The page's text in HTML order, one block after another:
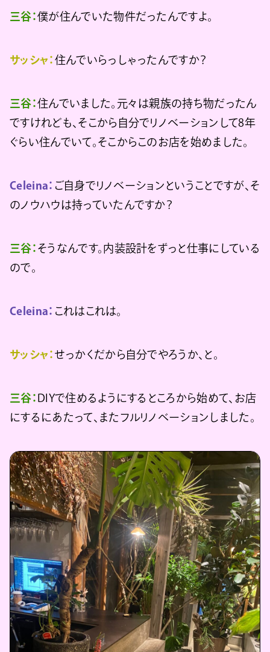
三谷：僕が住んでいた物件だったんですよ。
サッシャ： 住んでいらっしゃったんですか？
三谷：住んでいました。元々は親族の持ち物だったん
ですけれども、そこから自分でリノベーションして8年
ぐらい住んでいて。そこからこのお店を始めました。
Celeina： ご自身でリノベーションということですが、そ
のノウハウは持っていたんですか？
三谷： そうなんです。内装設計をずっと仕事にしている
ので。
Celeina： これはこれは。
サッシャ： せっかくだから自分でやろうか、と。
三谷： DIYで住めるようにするところから始めて、お店
にするにあたって、またフルリノベーションしました。